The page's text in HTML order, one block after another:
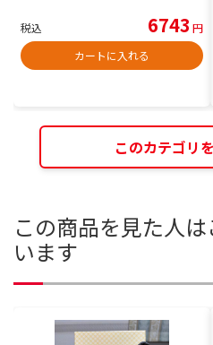
税込 6743 円
カートに入れる
このカテゴリ
この商品を見た人
います